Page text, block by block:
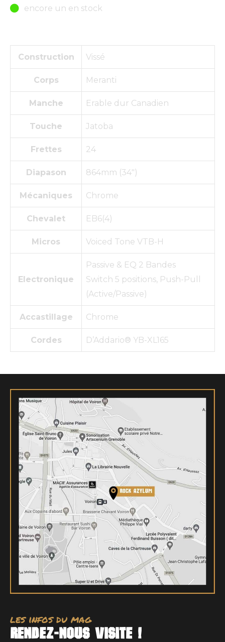
encore un en stock
Construction Vissé
Corps Meranti
Manche Erable dur Canadien
Touche Jatoba
Frettes 24
Diapason 864mm (34″)
Mécaniques Chrome
Chevalet EB6(4)
Micros Voiced Tone VTB-H
Electronique
Passive & EQ 2 Bandes
Switch 5 positions, Push-Pull
(Active/Passive)
Accastillage Chrome
Cordes D’Addario® YB-XL165
les infos du mag
RENDEZ-NOUS VISITE !